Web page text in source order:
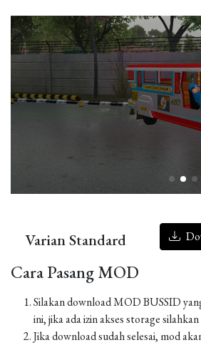
Varian Standard
Cara Pasang MOD
Silakan download MOD BUSSID
ini, jika ada izin akses storage
Jika download sudah selesai, mod